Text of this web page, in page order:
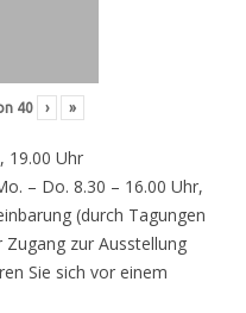
40 › »
19.00 Uhr
– Do. 8.30 – 16.00 Uhr,
(durch Tagungen
zur Ausstellung
Sie sich vor einem